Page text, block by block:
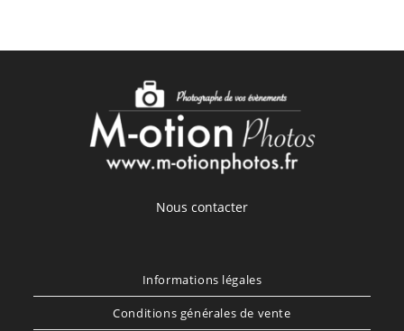
Nous contacter
Informations légales
Conditions générales de vente